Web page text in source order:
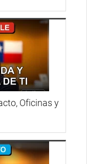
Oficinas y